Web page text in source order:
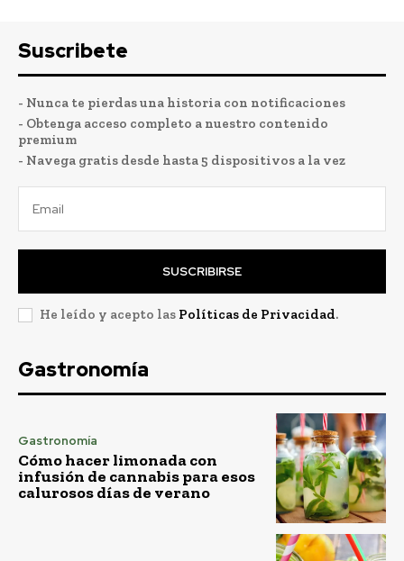
Suscribete
- Nunca te pierdas una historia con notificaciones
- Obtenga acceso completo a nuestro contenido
premium
- Navega gratis desde hasta 5 dispositivos a la vez
SUSCRIBIRSE
He leído y acepto las Políticas de Privacidad.
Gastronomía
Gastronomía
Cómo hacer limonada con
infusión de cannabis para esos
calurosos días de verano